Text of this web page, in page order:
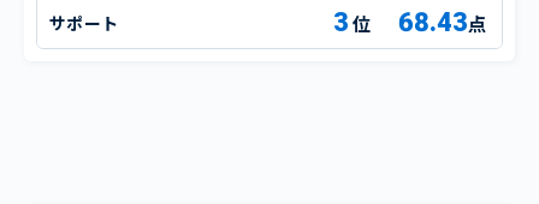
サポート 3 68.43点